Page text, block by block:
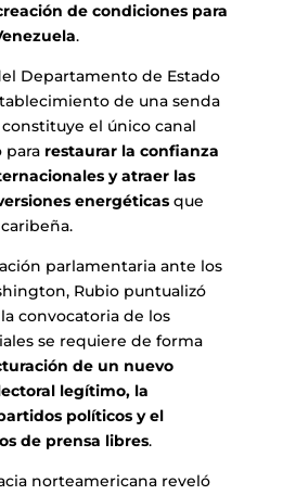
de condiciones para
.
Departamento de Estado
de una senda
el único canal
para restaurar la confianza
y atraer las
energéticasque
parlamentaria ante los
Rubio puntualizó
convocatoria de los
se requiere de forma
de un nuevo
legítimo, la
políticos y el
de prensa libres.
norteamericana reveló